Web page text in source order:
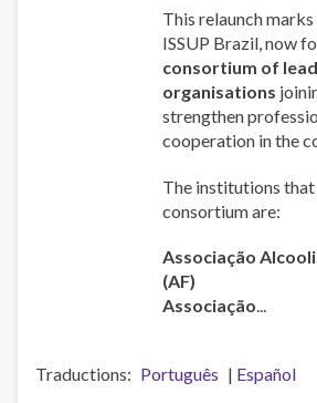
This relaunch
ISSUP Brazil, now
consortium of
organisations
strengthen
cooperation in the
The institutions that
consortium are:
Associação
(AF)
Associação
Traductions Português
Español